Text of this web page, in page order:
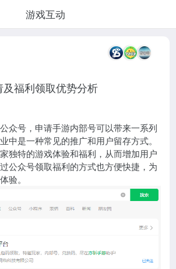
游戏互动
福利领取优势分析
众号，申请手游内部号可以带来一系列
中是一种常见的推广和用户留存方式。
独特的游戏体验和福利，从而增加用户
公众号领取福利的方式也方便快捷，为
验。